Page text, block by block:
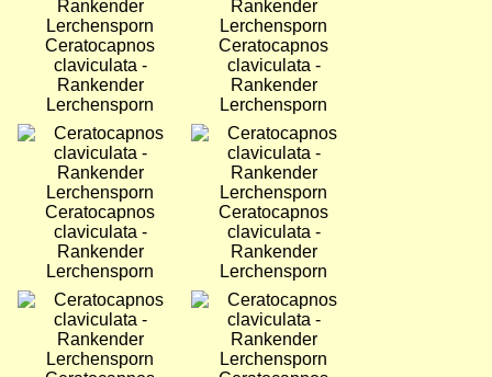
Ceratocapnos
claviculata -
Rankender
Lerchensporn
Ceratocapnos
claviculata -
Rankender
Lerchensporn
Bild
Ceratocapnos
claviculata -
Rankender
Lerchensporn
Bild
Ceratocapnos
claviculata -
Rankender
Lerchensporn
Bild
Bild